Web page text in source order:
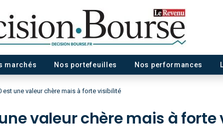
marchés Nos portefeuilles Nos performances
est une valeur chère mais à forte visibilité
valeur chère mais à